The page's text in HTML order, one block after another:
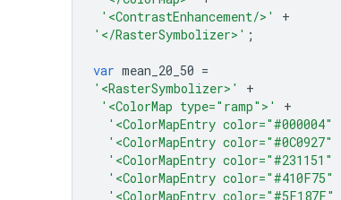
'<ContrastEnhancement/>'
+
'</RasterSymbolizer>' ;
var mean_20_50 =
'<RasterSymbolizer>'
+
'<ColorMap type="ramp">'
+
'<ColorMapEntry
'<ColorMapEntry
'<ColorMapEntry
'<ColorMapEntry
'<ColorMapEntry